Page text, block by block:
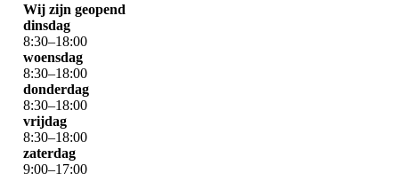
Wij zijn geopend
dinsdag
8:30–18:00
woensdag
8:30–18:00
donderdag
8:30–18:00
vrijdag
8:30–18:00
zaterdag
9:00–17:00